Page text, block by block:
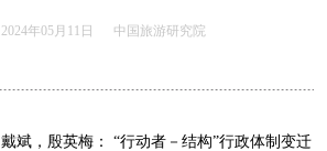
2024年05月11日 中国旅游研究院
戴斌，殷英梅： “行动者－结构”行政体制变迁